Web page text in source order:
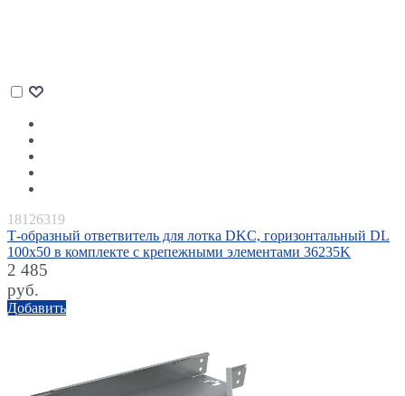
18126319
Т-образный ответвитель для лотка DKC, горизонтальный DL
100х50 в комплекте с крепежными элементами 36235K
2 485
руб.
Добавить